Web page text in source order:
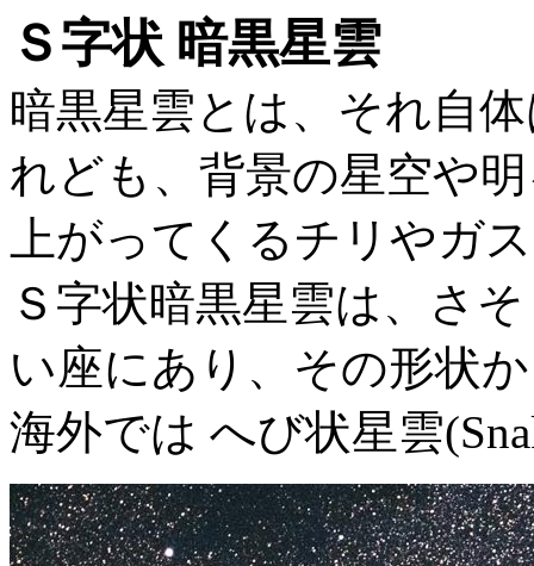
Ｓ字状 暗黒星雲
暗黒星雲とは、それ自
れども、背景の星空や
上がってくるチリやガ
Ｓ字状暗黒星雲は、さ
い座にあり、その形状
海外では へび状星雲